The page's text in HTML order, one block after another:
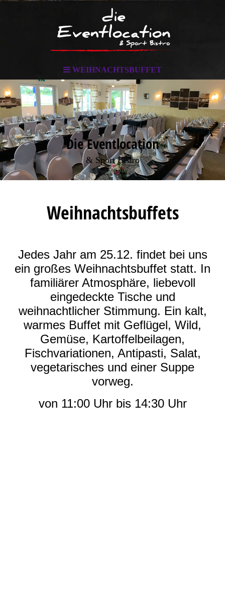
WEIHNACHTSBUFFET
Die Eventlocation
& Sport Bistro
Weihnachtsbuffets
Jedes Jahr am 25.12. findet bei uns
ein großes Weihnachtsbuffet statt. In
familiärer Atmosphäre, liebevoll
eingedeckte Tische und
weihnachtlicher Stimmung. Ein kalt,
warmes Buffet mit Geflügel, Wild,
Gemüse, Kartoffelbeilagen,
Fischvariationen, Antipasti, Salat,
vegetarisches und einer Suppe
vorweg.
von 11:00 Uhr bis 14:30 Uhr